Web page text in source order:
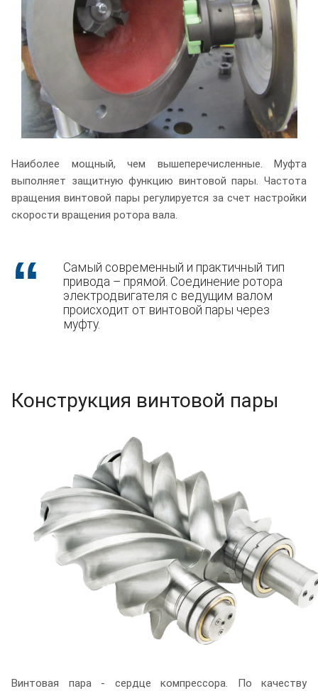
Наиболее мощный, чем вышеперечисленные. Муфта
выполняет защитную функцию винтовой пары. Частота
вращения винтовой пары регулируется за счет настройки
скорости вращения ротора вала.
Самый современный и практичный тип
привода – прямой. Соединение ротора
электродвигателя с ведущим валом
происходит от винтовой пары через
муфту.
Конструкция винтовой пары
Винтовая пара - сердце компрессора. По качеству